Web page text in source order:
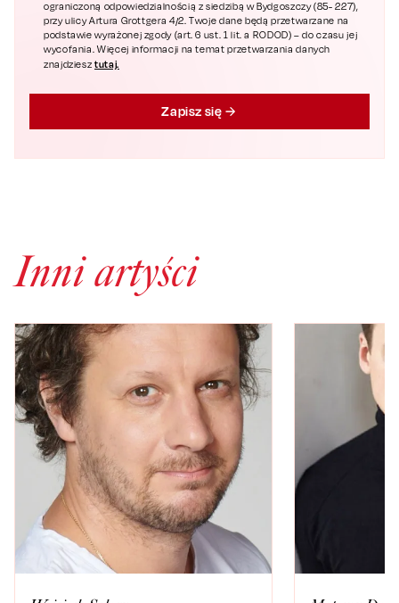
ograniczoną odpowiedzialnością z siedzibą w Bydgoszczy (85- 227),
przy ulicy Artura Grottgera 4/2. Twoje dane będą przetwarzane na
podstawie wyrażonej zgody (art. 6 ust. 1 lit. a RODOD) – do czasu jej
wycofania. Więcej informacji na temat przetwarzania danych
znajdziesztutaj.
Zapisz się
Inni artyści